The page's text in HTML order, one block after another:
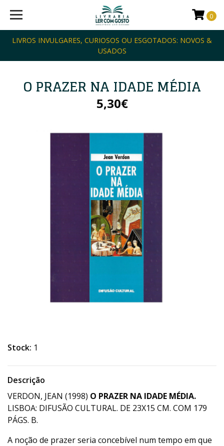
LIVROS INVULGARES, CURIOSOS OU ESGOTADOS: NOVOS &
USADOS
0
O PRAZER NA IDADE MÉDIA
5,30€
Stock: 1
Descrição
VERDON, JEAN (1998) O PRAZER NA IDADE MÉDIA.
LISBOA: DIFUSÃO CULTURAL. DE 23X15 CM. COM 179
PÁGS. B.
A noção de prazer seria concebível num tempo em que